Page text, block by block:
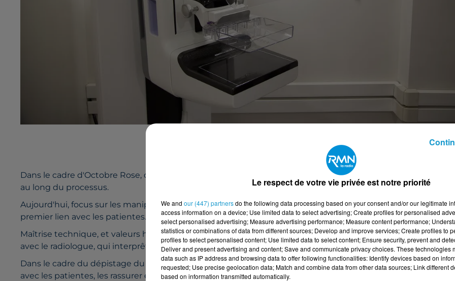
Dans le cadre d'Octobre Rose, on s'intéresse sur RMN à celles et ceux qui accompagnent les patientes tout
au long du processus.
Aujourd'hui, focus sur les manipulatrices radio. Ce sont elles qui réalisent les mammographies et qui sont le
premier lien avec les patientes.
Maîtrise technique, et valeurs humaines, les manipulateurs (trices) de radiologie travaillent en collaboration
avec le radiologue, qui interprête les résultats avant de les révéler aux patients.
Dans le cadre du dépistage du cancer du sein, leur rôle est notamment d'instaurer un climat de confiance
avec les patientes, les rassurer également.
Le respect de votre vie privée est notre priorité
We and our (447) partnersdo the following data processing based on your consent and/or our legitimate
access information on a device; Use limited data to select advertising; Create profiles for personalised
select personalised advertising; Measure advertising performance; Measure content performance;
statistics or combinations of data from different sources; Develop and improve services; Create profiles to
profiles to select personalised content; Use limited data to select content; Ensure security, prevent and
Deliver and present advertising and content; Save and communicate privacy choices. These technologies
data such as IP address and browsing data to offer following functionalities: Identify devices based on
requested; Use precise geolocation data; Match and combine data from other data sources; Link different
based on information transmitted automatically.